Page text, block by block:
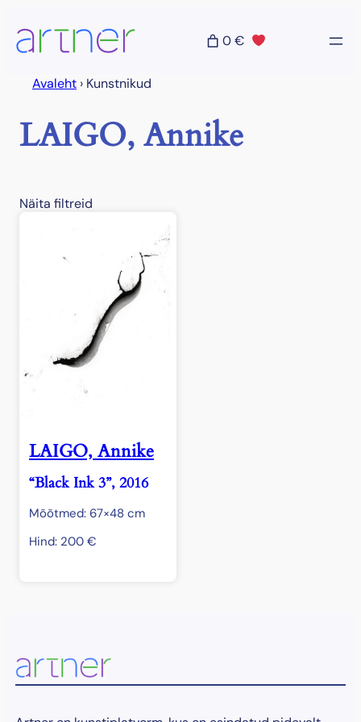
sisu
juurde
0 €
Avaleht › Kunstnikud
LAIGO, Annike
Näita filtreid
LAIGO, Annike
“Black Ink 3”, 2016
Mõõtmed: 67×48 cm
Hind: 200 €